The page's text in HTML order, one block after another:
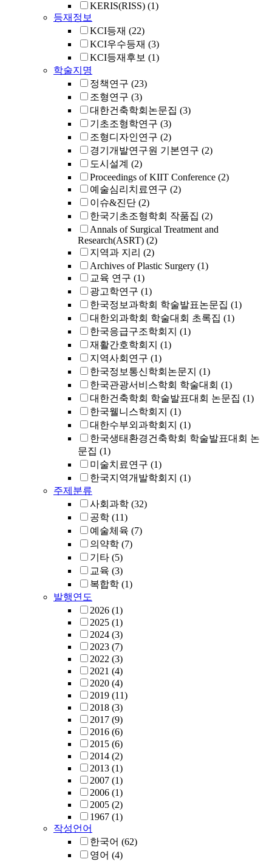
KERIS(RISS) (1)
등재정보
KCI등재 (22)
KCI우수등재 (3)
KCI등재후보 (1)
학술지명
정책연구 (23)
조형연구 (3)
대한건축학회논문집 (3)
기초조형학연구 (3)
조형디자인연구 (2)
경기개발연구원 기본연구 (2)
도시설계 (2)
Proceedings of KIIT Conference (2)
예술심리치료연구 (2)
이슈&진단 (2)
한국기초조형학회 작품집 (2)
Annals of Surgical Treatment and
Research(ASRT) (2)
지역과 지리 (2)
Archives of Plastic Surgery (1)
교육 연구 (1)
광고학연구 (1)
한국정보과학회 학술발표논문집 (1)
대한외과학회 학술대회 초록집 (1)
한국응급구조학회지 (1)
재활간호학회지 (1)
지역사회연구 (1)
한국정보통신학회논문지 (1)
한국관광서비스학회 학술대회 (1)
대한건축학회 학술발표대회 논문집 (1)
한국웰니스학회지 (1)
대한수부외과학회지 (1)
한국생태환경건축학회 학술발표대회 논
문집 (1)
미술치료연구 (1)
한국지역개발학회지 (1)
주제분류
사회과학 (32)
공학 (11)
예술체육 (7)
의약학 (7)
기타 (5)
교육 (3)
복합학 (1)
발행연도
2026 (1)
2025 (1)
2024 (3)
2023 (7)
2022 (3)
2021 (4)
2020 (4)
2019 (11)
2018 (3)
2017 (9)
2016 (6)
2015 (6)
2014 (2)
2013 (1)
2007 (1)
2006 (1)
2005 (2)
1967 (1)
작성언어
한국어 (62)
영어 (4)